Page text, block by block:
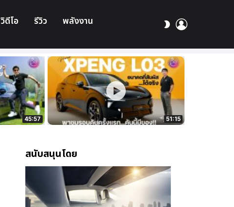
วิดีโอ รีวิว พลังงาน
สลับ
45:57 51:15
สนับสนุนโดย